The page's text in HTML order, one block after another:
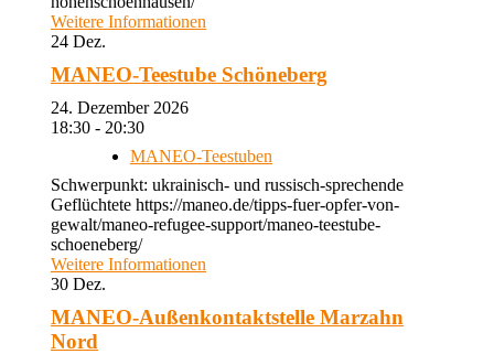
Weitere Informationen
24 Dez.
MANEO-Teestube Schöneberg
24. Dezember 2026
18:30 - 20:30
MANEO-Teestuben
Schwerpunkt: ukrainisch- und russisch-sprechende
Geflüchtete https://maneo.de/tipps-fuer-opfer-von-
gewalt/maneo-refugee-support/maneo-teestube-
schoeneberg/
Weitere Informationen
30 Dez.
MANEO-Außenkontaktstelle Marzahn
Nord